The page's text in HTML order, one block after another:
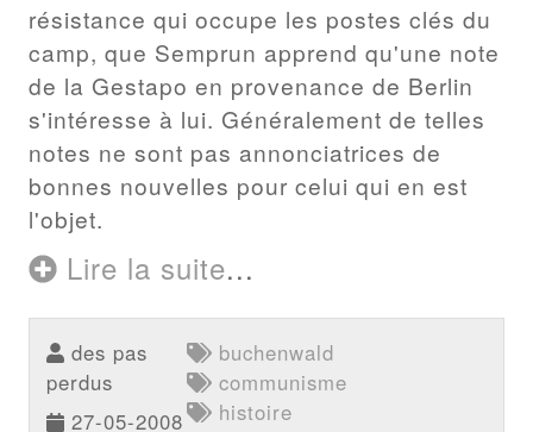
résistance qui occupe les postes clés du
camp, que Semprun apprend qu'une note
de la Gestapo en provenance de Berlin
s'intéresse à lui. Généralement de telles
notes ne sont pas annonciatrices de
bonnes nouvelles pour celui qui en est
l'objet.
Lire la suite...
des pas
perdus
27-05-2008
buchenwald
communisme
histoire